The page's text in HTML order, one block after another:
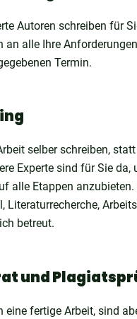
Autoren schreiben für
an alle Ihre
Termin.
selber schreiben,
Experte sind für Sie
alle Etappen anzubieten.
Literaturrecherche,
betreut.
und
eine fertige Arbeit, sind